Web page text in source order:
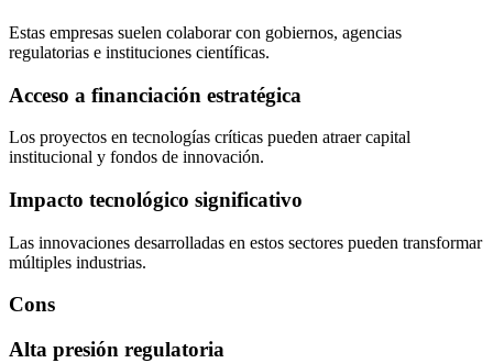
Estas empresas suelen colaborar con gobiernos, agencias
regulatorias e instituciones científicas.
Acceso a financiación estratégica
Los proyectos en tecnologías críticas pueden atraer capital
institucional y fondos de innovación.
Impacto tecnológico significativo
Las innovaciones desarrolladas en estos sectores pueden transformar
múltiples industrias.
Cons
Alta presión regulatoria